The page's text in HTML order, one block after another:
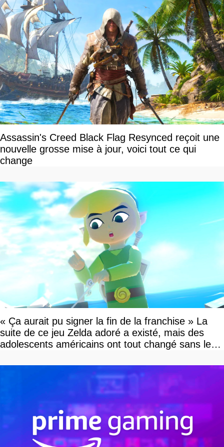
Assassin's Creed Black Flag Resynced reçoit une
nouvelle grosse mise à jour, voici tout ce qui
change
« Ça aurait pu signer la fin de la franchise » La
suite de ce jeu Zelda adoré a existé, mais des
adolescents américains ont tout changé sans le